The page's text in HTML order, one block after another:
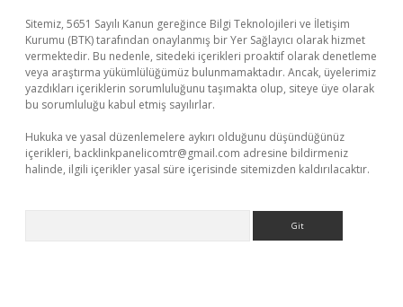
Sitemiz, 5651 Sayılı Kanun gereğince Bilgi Teknolojileri ve İletişim
Kurumu (BTK) tarafından onaylanmış bir Yer Sağlayıcı olarak hizmet
vermektedir. Bu nedenle, sitedeki içerikleri proaktif olarak denetleme
veya araştırma yükümlülüğümüz bulunmamaktadır. Ancak, üyelerimiz
yazdıkları içeriklerin sorumluluğunu taşımakta olup, siteye üye olarak
bu sorumluluğu kabul etmiş sayılırlar.
Hukuka ve yasal düzenlemelere aykırı olduğunu düşündüğünüz
içerikleri, backlinkpanelicomtr@gmail.com adresine bildirmeniz
halinde, ilgili içerikler yasal süre içerisinde sitemizden kaldırılacaktır.